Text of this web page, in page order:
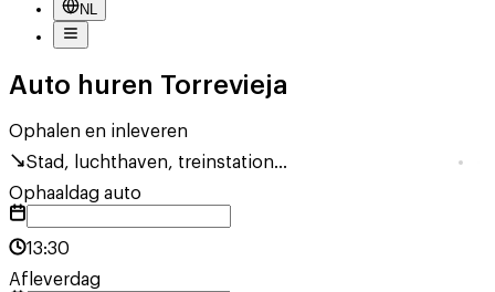
NL
Auto huren Torrevieja
Ophalen en inleveren
Stad, luchthaven, treinstation...
Ophaaldag auto
13:30
Afleverdag